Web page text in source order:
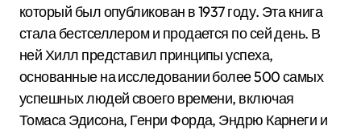
который был опубликован в 1937 году. Эта книга
стала бестселлером и продается по сей день. В
ней Хилл представил принципы успеха,
основанные на исследовании более 500 самых
успешных людей своего времени, включая
Томаса Эдисона, Генри Форда, Эндрю Карнеги и